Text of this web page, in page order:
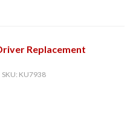
Replacement
KU7938